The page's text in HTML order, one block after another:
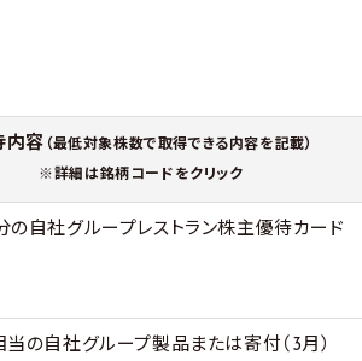
内容 （最低対象株数で取得できる内容を記載）
※詳細は銘柄コードをクリック
自社グループレストラン株主優待カード
の自社グループ製品または寄付（3月）